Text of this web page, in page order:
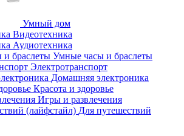
Умный дом
Видеотехника
Аудиотехника
Умные часы и браслеты
Электротранспорт
Домашняя электроника
Красота и здоровье
Игры и развлечения
Для путешествий